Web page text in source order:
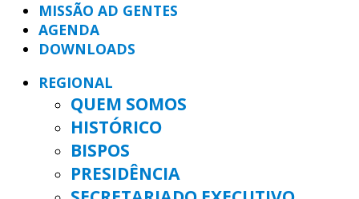
MISSÃO AD GENTES
AGENDA
DOWNLOADS
REGIONAL
QUEM SOMOS
HISTÓRICO
BISPOS
PRESIDÊNCIA